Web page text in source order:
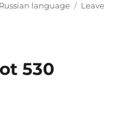
Russian language
Leave
530